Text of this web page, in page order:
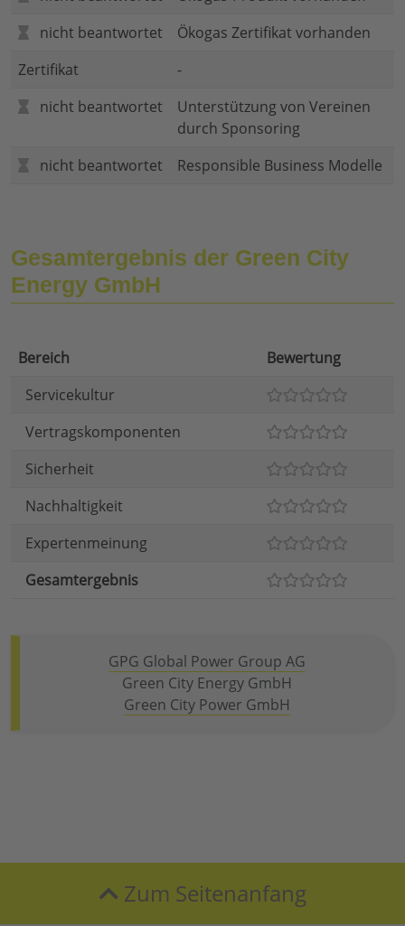
nicht beantwortet
Ökogas Zertifikat vorhanden
Zertifikat
-
nicht beantwortet
Unterstützung von Vereinen
durch Sponsoring
nicht beantwortet
Responsible Business Modelle
Gesamtergebnis der Green City
Energy GmbH
Bereich
Bewertung
Servicekultur
Vertragskomponenten
Sicherheit
Nachhaltigkeit
Expertenmeinung
Gesamtergebnis
GPG Global Power Group AG
Green City Energy GmbH
Green City Power GmbH
Zum Seitenanfang